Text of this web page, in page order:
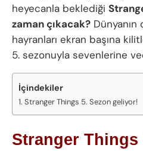
heyecanla beklediği
zaman çıkacak? Dünyanın
hayranları ekran başına
5. sezonuyla sevenlerine
İçindekiler
Stranger Things 5. Sezon geliyor!
Stranger Things